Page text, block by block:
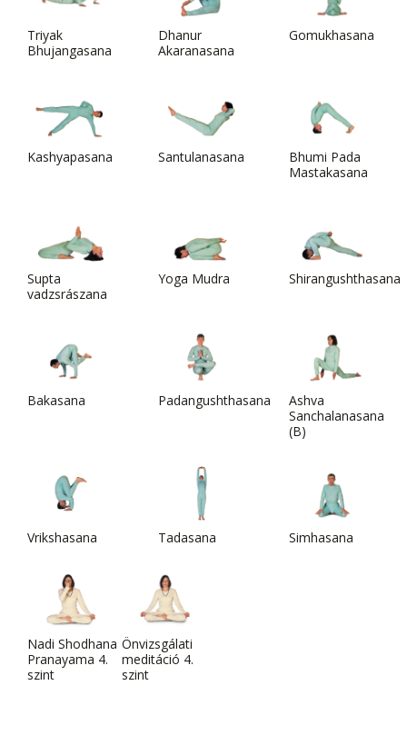
Triyak
Bhujangasana
Dhanur
Akaranasana
Gomukhasana
Kashyapasana Santulanasana
Bhumi Pada
Mastakasana
Supta
vadzsrászana
Yoga Mudra Shirangushthasana
Bakasana Padangushthasana
Ashva
Sanchalanasana
(B)
Vrikshasana Tadasana Simhasana
Nadi Shodhana
Pranayama 4.
szint
Önvizsgálati
meditáció 4.
szint